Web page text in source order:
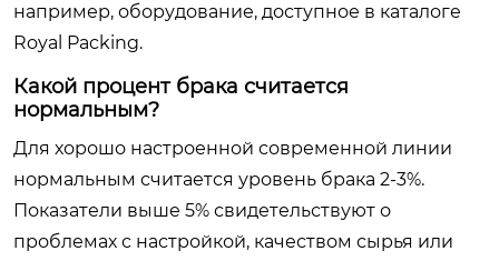
например, оборудование, доступное в каталоге
Royal Packing.
Какой процент брака считается
нормальным?
Для хорошо настроенной современной линии
нормальным считается уровень брака 2-3%.
Показатели выше 5% свидетельствуют о
проблемах с настройкой, качеством сырья или